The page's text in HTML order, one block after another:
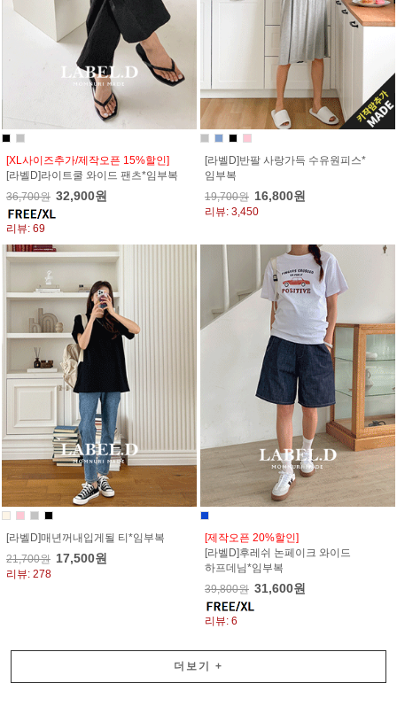
[XL사이즈추가/제작오픈 15%할인]
[라벨D]라이트쿨 와이드 팬츠*임부복
36,700원 32,900원
리뷰: 69
[라벨D]반팔 사랑가득 수유원피스*
임부복
19,700원 16,800원
리뷰: 3,450
[라벨D]매년꺼내입게될 티*임부복
21,700원 17,500원
리뷰: 278
[제작오픈 20%할인]
[라벨D]후레쉬 논페이크 와이드
하프데님*임부복
39,800원 31,600원
리뷰: 6
더보기 +